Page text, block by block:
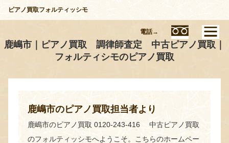
ピアノ買取フォルティッシモ
鹿嶋市｜ピアノ買取 調律師査定 中古ピアノ買取｜
フォルティシモのピアノ買取
鹿嶋市のピアノ買取担当者より
鹿嶋市のピアノ買取 0120-243-416 中古ピアノ買取
のフォルティッシモへようこそ。こちらのホームペー
電話→